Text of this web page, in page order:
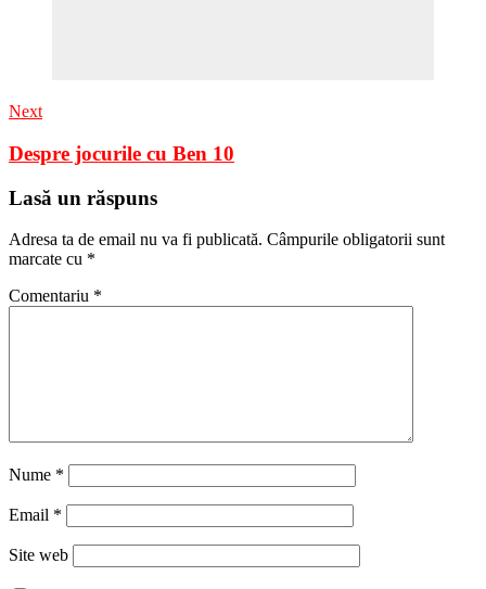
Next
Despre jocurile cu Ben 10
Lasă un răspuns
Adresa ta de email nu va fi publicată. Câmpurile obligatorii sunt
marcate cu *
Comentariu *
Nume *
Email *
Site web